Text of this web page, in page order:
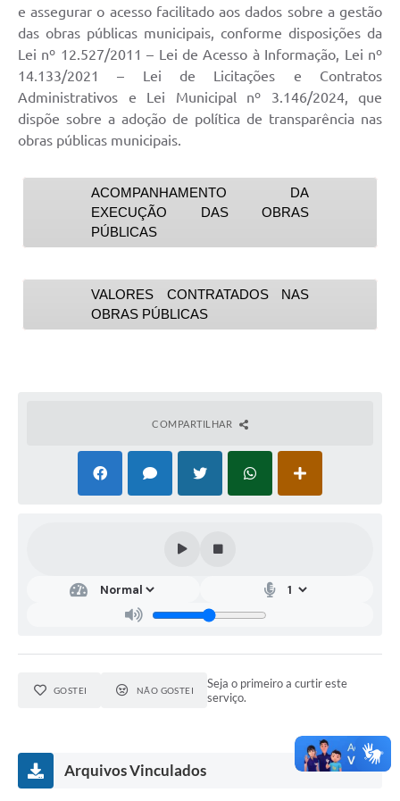
e assegurar o acesso facilitado aos dados sobre a gestão
das obras públicas municipais, conforme disposições da
Lei nº 12.527/2011 – Lei de Acesso à Informação, Lei nº
14.133/2021 – Lei de Licitações e Contratos
Administrativos e Lei Municipal nº 3.146/2024, que
dispõe sobre a adoção de política de transparência nas
obras públicas municipais.
ACOMPANHAMENTO DA
EXECUÇÃO DAS OBRAS
PÚBLICAS
VALORES CONTRATADOS NAS
OBRAS PÚBLICAS
COMPARTILHAR
GOSTEI NÃO GOSTEI
Seja o primeiro a curtir este
serviço.
Arquivos Vinculados